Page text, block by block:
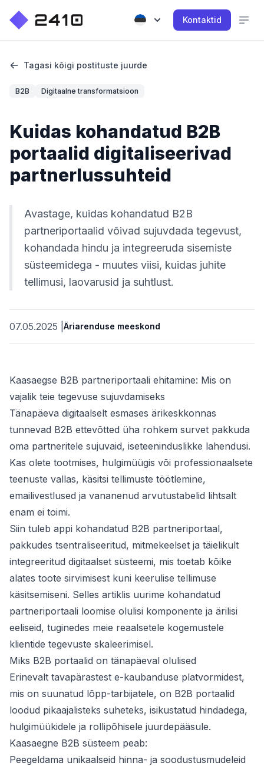
Kontaktid
alusel
Tagasi kõigi postituste juurde
B2B Digitaalne transformatsioon
Kuidas kohandatud B2B
portaalid digitaliseerivad
partnerlussuhteid
Avastage, kuidas kohandatud B2B
partneriportaalid võivad sujuvdada tegevust,
kohandada hindu ja integreeruda sisemiste
süsteemidega - muutes viisi, kuidas juhite
tellimusi, laovarusid ja suhtlust.
07.05.2025 Äriarenduse meeskond
Kaasaegse B2B partneriportaali ehitamine: Mis on
vajalik teie tegevuse sujuvdamiseks
Tänapäeva digitaalselt esmases ärikeskkonnas
tunnevad B2B ettevõtted üha rohkem survet pakkuda
oma partneritele sujuvaid, iseteeninduslikke lahendusi.
Kas olete tootmises, hulgimüügis või professionaalsete
teenuste vallas, käsitsi tellimuste töötlemine,
emailivestlused ja vananenud arvutustabelid lihtsalt
enam ei toimi.
Siin tuleb appi kohandatud B2B partneriportaal,
pakkudes tsentraliseeritud, mitmekeelset ja täielikult
integreeritud digitaalset süsteemi, mis toetab kõike
alates toote sirvimisest kuni keerulise tellimuse
käsitsemiseni. Selles artiklis uurime kohandatud
partneriportaali loomise olulisi komponente ja ärilisi
eeliseid, tuginedes meie reaalsetele kogemustele
klientide tegevuste skaleerimisel.
Miks B2B portaalid on tänapäeval olulised
Erinevalt tavapärastest e-kaubanduse platvormidest,
mis on suunatud lõpp-tarbijatele, on B2B portaalid
loodud pikaajalisteks suheteks, isikustatud hindadega,
hulgimüükidele ja rollipõhisele juurdepääsule.
Kaasaegne B2B süsteem peab:
Peegeldama unikaalseid hinna- ja soodustusmudeleid